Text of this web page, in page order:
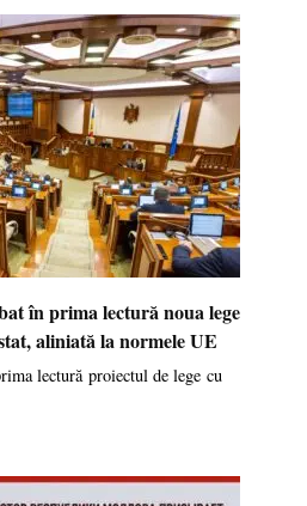
în prima lectură noua lege
aliniată la normele UE
lectură proiectul de lege cu